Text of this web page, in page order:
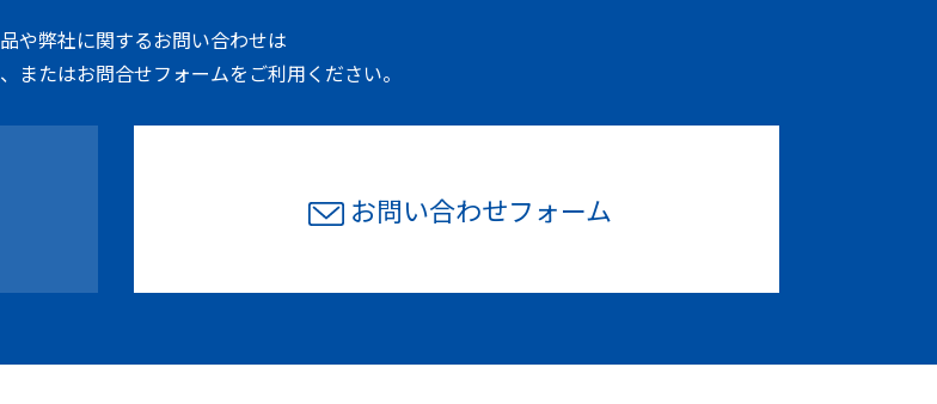
や弊社に関するお問い合わせは
またはお問合せフォームをご利用ください。
お問い合わせフォーム